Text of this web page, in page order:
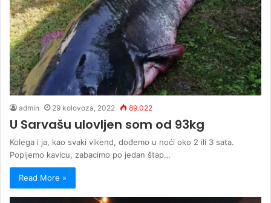
admin 29 kolovoza, 2022 89.022
U Sarvašu ulovljen som od 93kg
Kolega i ja, kao svaki vikend, dođemo u noći oko 2 ili 3 sata.
Popijemo kavicu, zabacimo po jedan štap…
Read More »